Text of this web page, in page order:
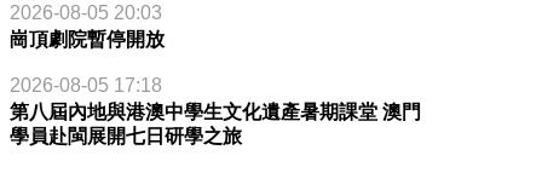
2026-08-05 20:03
崗頂劇院暫停開放
2026-08-05 17:18
第八屆內地與港澳中學生文化遺產暑期課堂 澳門
學員赴閩展開七日研學之旅